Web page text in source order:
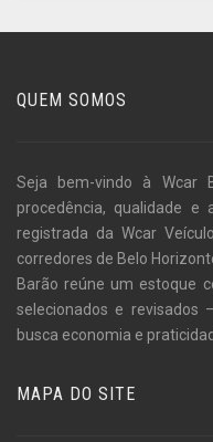
QUEM SOMOS
Seja bem-vindo à Wcar
procedência, qualidade
registrada da Wcar
corredores de Belo
Barão reúne um estoque
selecionados e revisados
busca economia e
MAPA DO SITE